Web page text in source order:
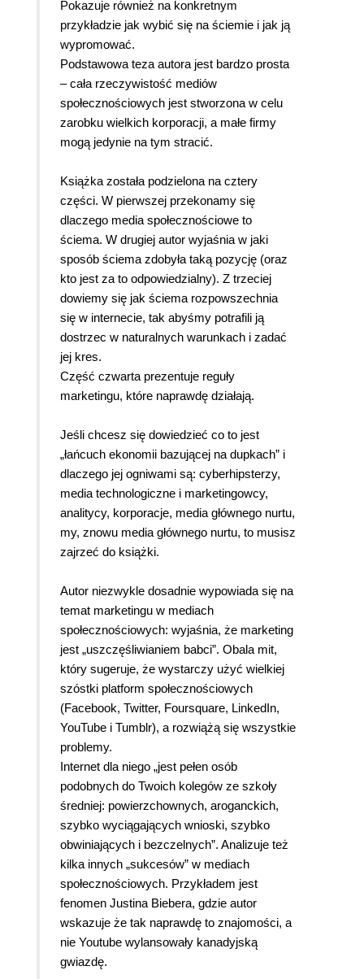
Pokazuje również na konkretnym
przykładzie jak wybić się na ściemie i jak ją
wypromować.
Podstawowa teza autora jest bardzo prosta
– cała rzeczywistość mediów
społecznościowych jest stworzona w celu
zarobku wielkich korporacji, a małe firmy
mogą jedynie na tym stracić.
Książka została podzielona na cztery
części. W pierwszej przekonamy się
dlaczego media społecznościowe to
ściema. W drugiej autor wyjaśnia w jaki
sposób ściema zdobyła taką pozycję (oraz
kto jest za to odpowiedzialny). Z trzeciej
dowiemy się jak ściema rozpowszechnia
się w internecie, tak abyśmy potrafili ją
dostrzec w naturalnych warunkach i zadać
jej kres.
Część czwarta prezentuje reguły
marketingu, które naprawdę działają.
Jeśli chcesz się dowiedzieć co to jest
„łańcuch ekonomii bazującej na dupkach” i
dlaczego jej ogniwami są: cyberhipsterzy,
media technologiczne i marketingowcy,
analitycy, korporacje, media głównego nurtu,
my, znowu media głównego nurtu, to musisz
zajrzeć do książki.
Autor niezwykle dosadnie wypowiada się na
temat marketingu w mediach
społecznościowych: wyjaśnia, że marketing
jest „uszczęśliwianiem babci”. Obala mit,
który sugeruje, że wystarczy użyć wielkiej
szóstki platform społecznościowych
(Facebook, Twitter, Foursquare, LinkedIn,
YouTube i Tumblr), a rozwiążą się wszystkie
problemy.
Internet dla niego „jest pełen osób
podobnych do Twoich kolegów ze szkoły
średniej: powierzchownych, aroganckich,
szybko wyciągających wnioski, szybko
obwiniających i bezczelnych”. Analizuje też
kilka innych „sukcesów” w mediach
społecznościowych. Przykładem jest
fenomen Justina Biebera, gdzie autor
wskazuje że tak naprawdę to znajomości, a
nie Youtube wylansowały kanadyjską
gwiazdę.